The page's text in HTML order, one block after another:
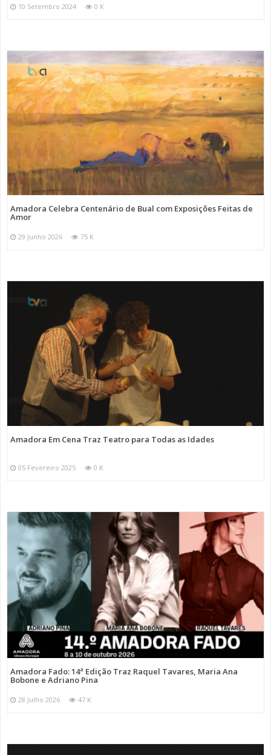
10 Setembro 2024 0 K
Amadora Celebra Centenário de Bual com Exposições Feitas de
Amor
29 Junho 2026 75 K
Amadora Em Cena Traz Teatro para Todas as Idades
05 Fevereiro 2025 0 K
Amadora Fado: 14ª Edição Traz Raquel Tavares, Maria Ana
Bobone e Adriano Pina
28 Julho 2026 47 K